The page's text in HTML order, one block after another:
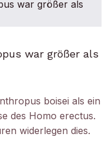
war größer als
boisei als ein
des Homo erectus.
widerlegen dies.